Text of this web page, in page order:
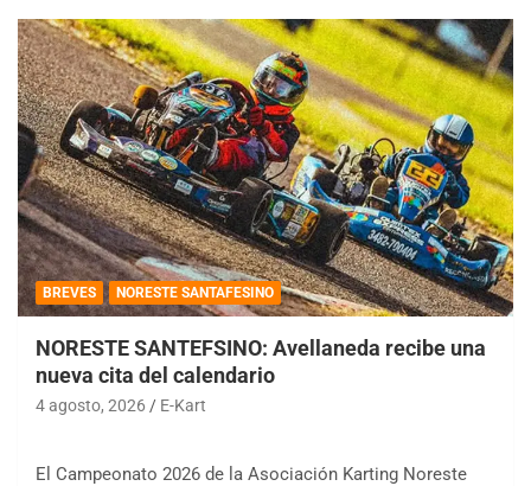
BREVES NORESTE SANTAFESINO
NORESTE SANTEFSINO: Avellaneda recibe una
nueva cita del calendario
4 agosto, 2026 E-Kart
El Campeonato 2026 de la Asociación Karting Noreste